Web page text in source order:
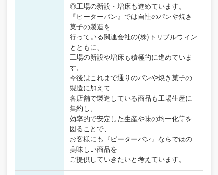
◎工場の新設・増床も進めています。
『ピーターパン』では自社のパンや焼き
菓子の製造を
行っている関連会社の(株)トリプルウィン
とともに、
工場の新設や増床も積極的に進めていま
す。
今後はこれまで通りのパンや焼き菓子の
製造に加えて
各店舗で製造している商品も工場生産に
集約し、
効率的で安定した生産や味の均一化等を
図ることで、
お客様にも『ピーターパン』ならではの
美味しい商品を
ご提供していきたいと考えています。